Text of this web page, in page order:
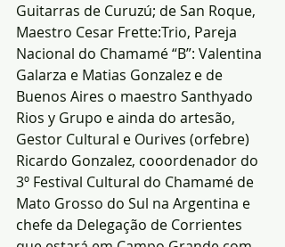
Guitarras de Curuzú; de San Roque,
Maestro Cesar Frette:Trio, Pareja
Nacional do Chamamé “B”: Valentina
Galarza e Matias Gonzalez e de
Buenos Aires o maestro Santhyado
Rios y Grupo e ainda do artesão,
Gestor Cultural e Ourives (orfebre)
Ricardo Gonzalez, cooordenador do
3º Festival Cultural do Chamamé de
Mato Grosso do Sul na Argentina e
chefe da Delegação de Corrientes